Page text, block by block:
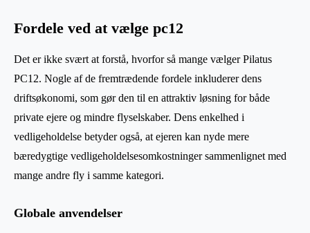
Fordele ved at vælge pc12
Det er ikke svært at forstå, hvorfor så mange vælger Pilatus
PC12. Nogle af de fremtrædende fordele inkluderer dens
driftsøkonomi, som gør den til en attraktiv løsning for både
private ejere og mindre flyselskaber. Dens enkelhed i
vedligeholdelse betyder også, at ejeren kan nyde mere
bæredygtige vedligeholdelsesomkostninger sammenlignet med
mange andre fly i samme kategori.
Globale anvendelser